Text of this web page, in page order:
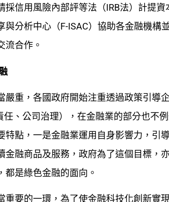
信用風險內部評等法（IRB法）計提
分析中心（F-ISAC）協助各金融機構
流合作。
嚴重，各國政府開始注重透過政策引導
任、公司治理），在金融業的部分也不
點，一是金融業運用自身影響力，引
金融商品及服務，政府為了這個目標，
是綠色金融的面向。
重要的一環，為了使金融科技化創新實